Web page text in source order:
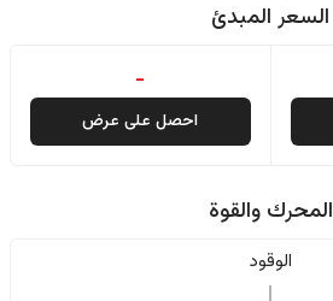
السعر المبدئ
-
احصل على عرض
المحرك والقوة
الوقود